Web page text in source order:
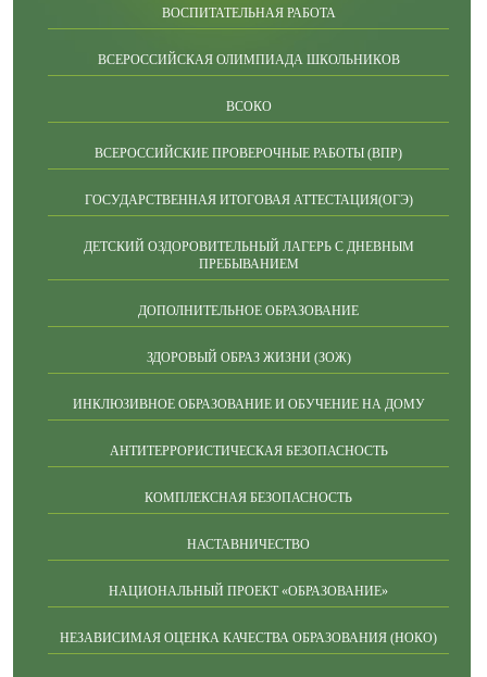
ВОСПИТАТЕЛЬНАЯ РАБОТА
ВСЕРОССИЙСКАЯ ОЛИМПИАДА ШКОЛЬНИКОВ
ВСОКО
ВСЕРОССИЙСКИЕ ПРОВЕРОЧНЫЕ РАБОТЫ (ВПР)
ГОСУДАРСТВЕННАЯ ИТОГОВАЯ АТТЕСТАЦИЯ(ОГЭ)
ДЕТСКИЙ ОЗДОРОВИТЕЛЬНЫЙ ЛАГЕРЬ С ДНЕВНЫМ
ПРЕБЫВАНИЕМ
ДОПОЛНИТЕЛЬНОЕ ОБРАЗОВАНИЕ
ЗДОРОВЫЙ ОБРАЗ ЖИЗНИ (ЗОЖ)
ИНКЛЮЗИВНОЕ ОБРАЗОВАНИЕ И ОБУЧЕНИЕ НА ДОМУ
АНТИТЕРРОРИСТИЧЕСКАЯ БЕЗОПАСНОСТЬ
КОМПЛЕКСНАЯ БЕЗОПАСНОСТЬ
НАСТАВНИЧЕСТВО
НАЦИОНАЛЬНЫЙ ПРОЕКТ «ОБРАЗОВАНИЕ»
НЕЗАВИСИМАЯ ОЦЕНКА КАЧЕСТВА ОБРАЗОВАНИЯ (НОКО)